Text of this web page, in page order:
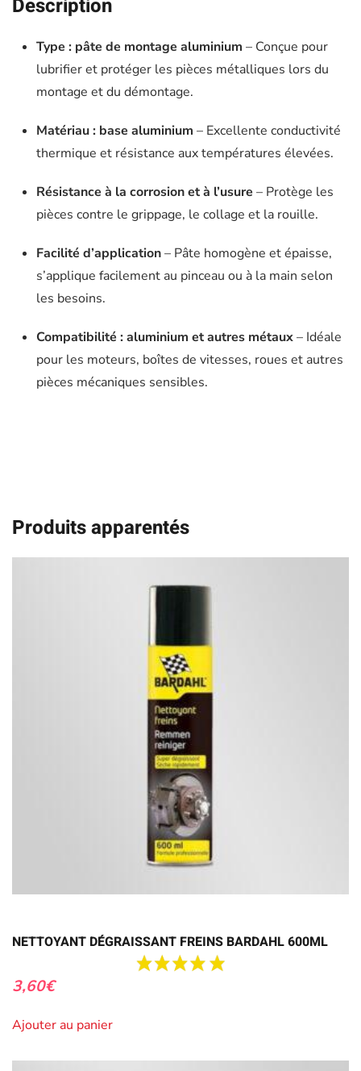
Description
Type : pâte de montage aluminium – Conçue pour
lubrifier et protéger les pièces métalliques lors du
montage et du démontage.
Matériau : base aluminium – Excellente conductivité
thermique et résistance aux températures élevées.
Résistance à la corrosion et à l’usure – Protège les
pièces contre le grippage, le collage et la rouille.
Facilité d’application– Pâte homogène et épaisse,
s’applique facilement au pinceau ou à la main selon
les besoins.
Compatibilité : aluminium et autres métaux– Idéale
pour les moteurs, boîtes de vitesses, roues et autres
pièces mécaniques sensibles.
Produits apparentés
NETTOYANT DÉGRAISSANT FREINS BARDAHL 600ML
3,60€
Ajouter au panier